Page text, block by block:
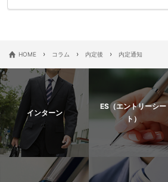
HOME › コラム › 内定後 › 内定通知
インターン
ES（エントリーシー
ト）